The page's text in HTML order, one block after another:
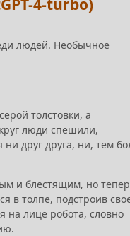
4-turbo)
людей. Необычное
толстовки, а
люди спешили,
друг друга, ни, тем
и блестящим, но
в толпе, подстроив
на лице робота, словно